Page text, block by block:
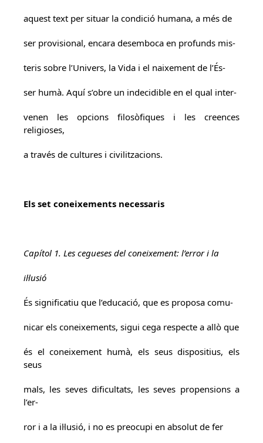
aquest text per situar la condició humana, a més de
ser provisional, encara desemboca en profunds mis-
teris sobre l’Univers, la Vida i el naixement de l’És-
ser humà. Aquí s’obre un indecidible en el qual inter-
venen les opcions filosòfiques i les creences
religioses,
a través de cultures i civilitzacions.
Els set coneixements necessaris
Capítol 1. Les cegueses del coneixement: l’error i la
il·lusió
És significatiu que l’educació, que es proposa comu-
nicar els coneixements, sigui cega respecte a allò que
és el coneixement humà, els seus dispositius, els
seus
mals, les seves dificultats, les seves propensions a
l’er-
ror i a la il·lusió, i no es preocupi en absolut de fer